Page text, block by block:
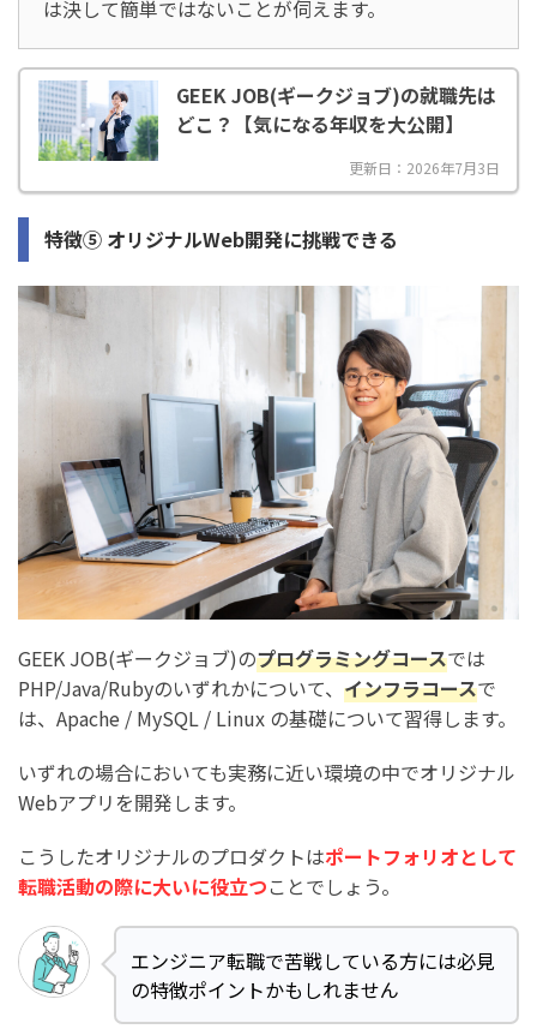
は決して簡単ではないことが伺えます。
GEEK JOB(ギークジョブ)の就職先は
どこ？【気になる年収を大公開】
更新日：2026年7月3日
特徴⑤ オリジナルWeb開発に挑戦できる
GEEK JOB(ギークジョブ)のプログラミングコースでは
PHP/Java/Rubyのいずれかについて、 インフラコースで
は、Apache / MySQL / Linux の基礎について習得します。
いずれの場合においても実務に近い環境の中でオリジナル
Webアプリを開発します。
こうしたオリジナルのプロダクトはポートフォリオとして
転職活動の際に大いに役立つことでしょう。
エンジニア転職で苦戦している方には必見
の特徴ポイントかもしれません